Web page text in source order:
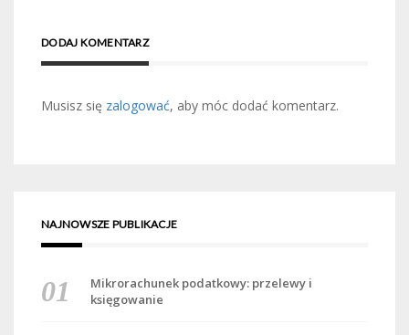
DODAJ KOMENTARZ
Musisz się zalogować, aby móc dodać komentarz.
NAJNOWSZE PUBLIKACJE
Mikrorachunek podatkowy: przelewy i
księgowanie